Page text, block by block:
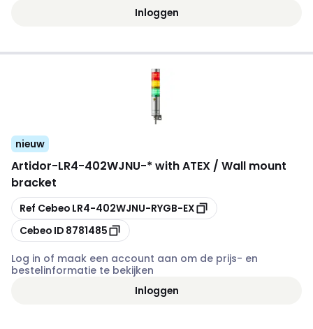
Inloggen
nieuw
Artidor-LR4-402WJNU-* with ATEX / Wall mount
bracket
Kopiëren
Ref Cebeo LR4-402WJNU-RYGB-EX
Kopiëren
Cebeo ID 8781485
Log in of maak een account aan om de prijs- en
bestelinformatie te bekijken
Inloggen